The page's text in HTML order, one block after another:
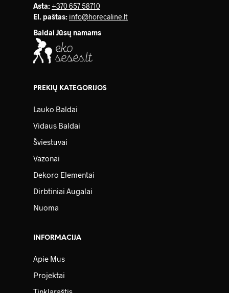
Asta: +370 657 58710
El. paštas: info@horecaline.lt
Baldai Jūsų namams
PREKIŲ KATEGORIJOS
Lauko Baldai
Vidaus Baldai
Šviestuvai
Vazonai
Dekoro Elementai
Dirbtiniai Augalai
Nuoma
INFORMACIJA
Apie Mus
Projektai